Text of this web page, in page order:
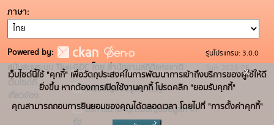
ภาษา
Powered by:
สนับสนุนระบบ Thai-GDC โดย สำนักงานสถิติแห่งชาติ
เว็บไซต์ที่
เกี่ยวข้อง:
ระบบบัญชีข้อมูลภาครัฐ
บริการนามานุกรมบัญชีข้อมูลภาค
รัฐ
รุ่นโปรแกรม: 3.0.0
วันที่: 2025-05-
19
เว็บไซต์นี้ใช้ "คุกกี้" เพื่อวัตถุประสงค์ในการพัฒนาการเข้าถึงบริการของผู้ใช้ให้ดี
ยิ่งขึ้น หากต้องการเปิดใช้งานคุกกี้ โปรดคลิก "ยอมรับคุกกี้"
คุณสามารถถอนการยินยอมของคุณได้ตลอดเวลา โดยไปที่ "การตั้งค่าคุกกี้"
x